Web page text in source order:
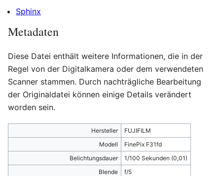
Sphinx
Metadaten
Diese Datei enthält weitere Informationen, die in der
Regel von der Digitalkamera oder dem verwendeten
Scanner stammen. Durch nachträgliche Bearbeitung
der Originaldatei können einige Details verändert
worden sein.
Hersteller
FUJIFILM
Modell
FinePix F31fd
Belichtungsdauer
1/100 Sekunden (0,01)
Blende
f/5